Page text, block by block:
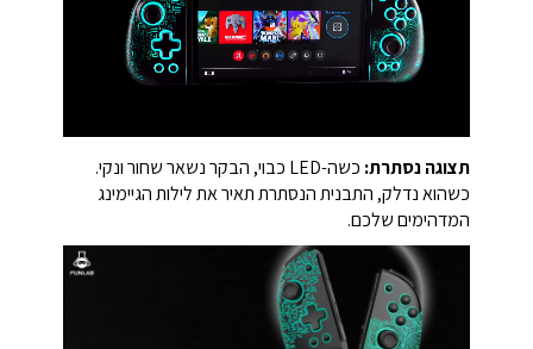
תצוגה נסתרת:
כשה-LED כבוי, הבקר נשאר שחור ונקי.
כשהוא נדלק, התבנית הנסתרת תאיר את לילות הגיימינג
המדהימים שלכם.